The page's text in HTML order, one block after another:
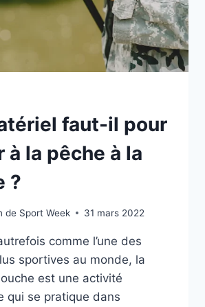
faut-il pour
à la pêche à la
?
de Sport Week 31 mars 2022
comme l’une des
sportives au monde, la
est une activité
qui se pratique dans